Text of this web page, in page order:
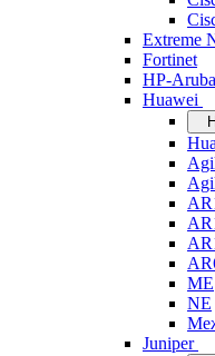
Extreme
Fortinet
HP-Aruba
Huawei
ME
NE
Juniper